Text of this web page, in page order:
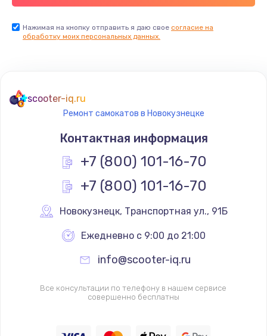
Нажимая на кнопку отправить я даю свое согласие на
обработку моих персональных данных.
scooter-iq.ru
Ремонт самокатов в Новокузнецке
Контактная информация
+7 (800) 101-16-70
+7 (800) 101-16-70
Новокузнецк, Транспортная ул., 91Б
Ежедневно с 9:00 до 21:00
info@scooter-iq.ru
Все консультации по телефону в нашем сервисе
совершенно бесплатны